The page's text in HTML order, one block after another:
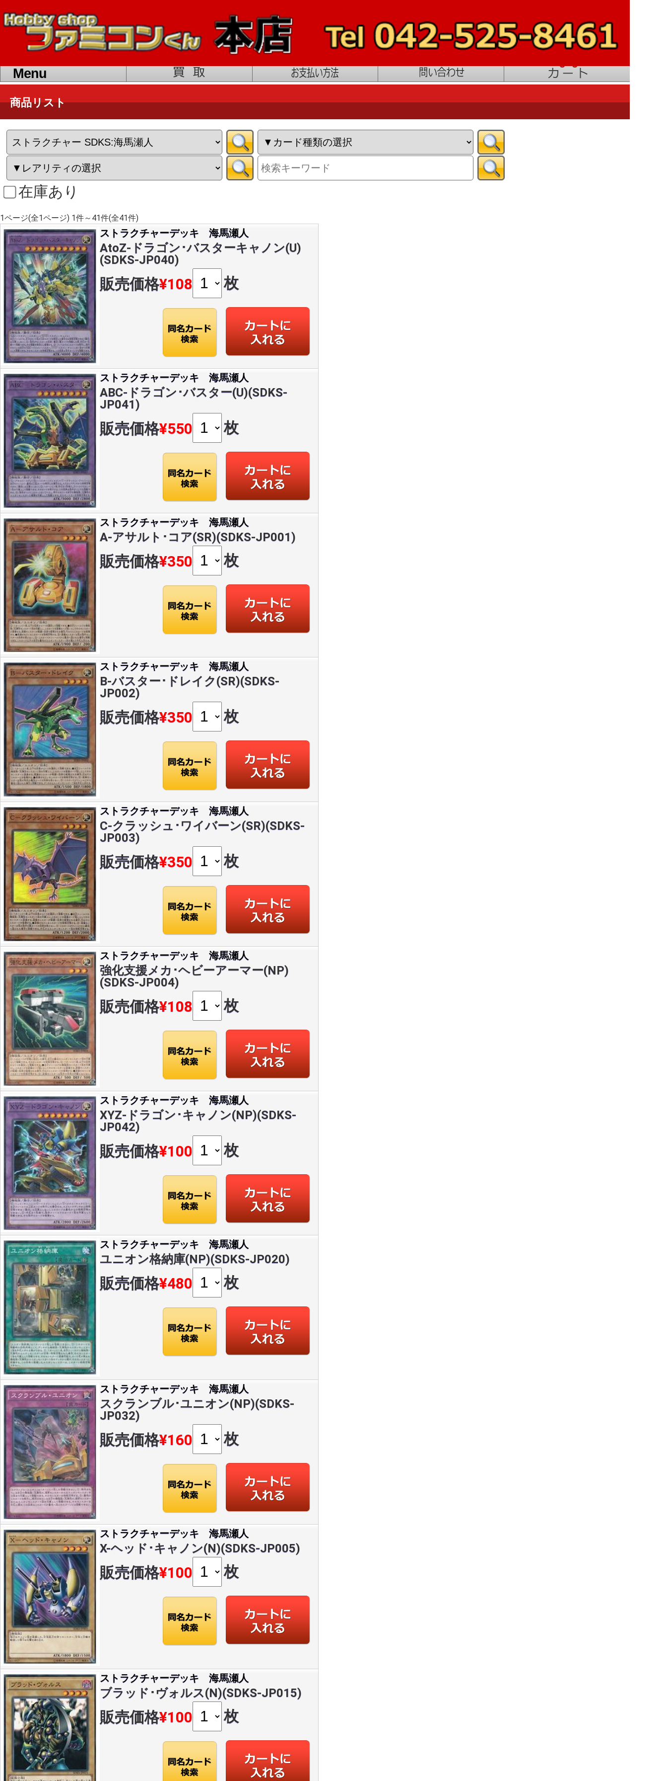
toggle
navigation
Menu
商品リスト
在庫あり
1ページ(全1ページ) 1件～41件(全41件)
ストラクチャーデッキ 海馬瀬人
AtoZ-ドラゴン･バスターキャノン(U)
(SDKS-JP040)
販売価格¥108 枚
ストラクチャーデッキ 海馬瀬人
ABC-ドラゴン･バスター(U)(SDKS-
JP041)
販売価格¥550 枚
ストラクチャーデッキ 海馬瀬人
A-アサルト･コア(SR)(SDKS-JP001)
販売価格¥350 枚
ストラクチャーデッキ 海馬瀬人
B-バスター･ドレイク(SR)(SDKS-
JP002)
販売価格¥350 枚
ストラクチャーデッキ 海馬瀬人
C-クラッシュ･ワイバーン(SR)(SDKS-
JP003)
販売価格¥350 枚
ストラクチャーデッキ 海馬瀬人
強化支援メカ･ヘビーアーマー(NP)
(SDKS-JP004)
販売価格¥108 枚
ストラクチャーデッキ 海馬瀬人
XYZ-ドラゴン･キャノン(NP)(SDKS-
JP042)
販売価格¥100 枚
ストラクチャーデッキ 海馬瀬人
ユニオン格納庫(NP)(SDKS-JP020)
販売価格¥480 枚
ストラクチャーデッキ 海馬瀬人
スクランブル･ユニオン(NP)(SDKS-
JP032)
販売価格¥160 枚
ストラクチャーデッキ 海馬瀬人
X-ヘッド･キャノン(N)(SDKS-JP005)
販売価格¥100 枚
ストラクチャーデッキ 海馬瀬人
ブラッド･ヴォルス(N)(SDKS-JP015)
販売価格¥100 枚